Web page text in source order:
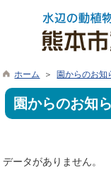
ホーム ＞ 園からのお知
園からのお知
データがありません。